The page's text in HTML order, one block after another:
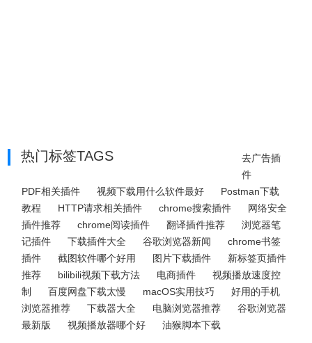
热门标签TAGS
去广告插
件
PDF相关插件
视频下载用什么软件最好
Postman下载
教程
HTTP请求相关插件 chrome搜索插件
网络安全
插件推荐
chrome阅读插件 翻译插件推荐
浏览器笔
记插件
下载插件大全 谷歌浏览器新闻
chrome书签
插件
截图软件哪个好用 图片下载插件
新标签页插件
推荐
bilibili视频下载方法 电商插件
视频播放速度控
制
百度网盘下载太慢 macOS实用技巧
好用的手机
浏览器推荐
下载器大全 电脑浏览器推荐
谷歌浏览器
最新版
视频播放器哪个好 油猴脚本下载